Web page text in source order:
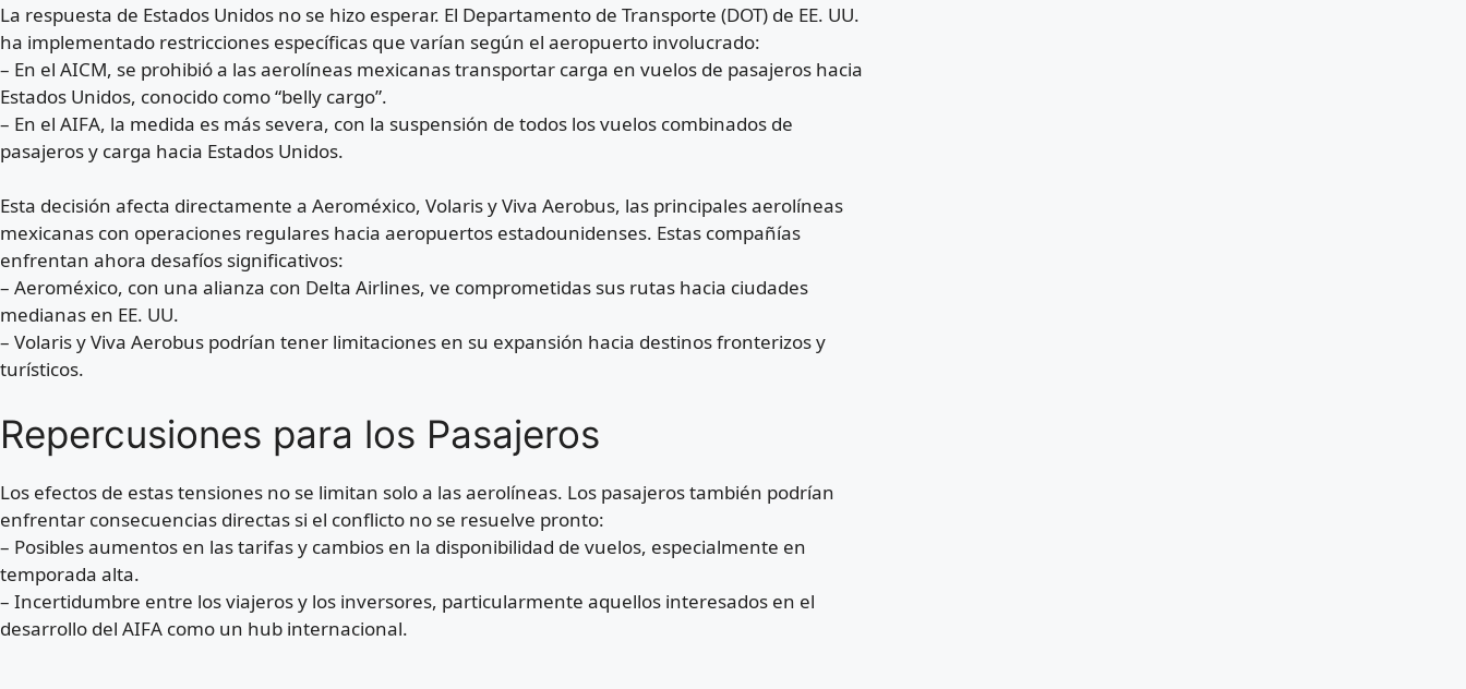
La respuesta de Estados Unidos no se hizo esperar. El Departamento de Transporte (DOT) de EE. UU.
ha implementado restricciones específicas que varían según el aeropuerto involucrado:
– En el AICM, se prohibió a las aerolíneas mexicanas transportar carga en vuelos de pasajeros hacia
Estados Unidos, conocido como “belly cargo”.
– En el AIFA, la medida es más severa, con la suspensión de todos los vuelos combinados de
pasajeros y carga hacia Estados Unidos.
Esta decisión afecta directamente a Aeroméxico, Volaris y Viva Aerobus, las principales aerolíneas
mexicanas con operaciones regulares hacia aeropuertos estadounidenses. Estas compañías
enfrentan ahora desafíos significativos:
– Aeroméxico, con una alianza con Delta Airlines, ve comprometidas sus rutas hacia ciudades
medianas en EE. UU.
– Volaris y Viva Aerobus podrían tener limitaciones en su expansión hacia destinos fronterizos y
turísticos.
Repercusiones para los Pasajeros
Los efectos de estas tensiones no se limitan solo a las aerolíneas. Los pasajeros también podrían
enfrentar consecuencias directas si el conflicto no se resuelve pronto:
– Posibles aumentos en las tarifas y cambios en la disponibilidad de vuelos, especialmente en
temporada alta.
– Incertidumbre entre los viajeros y los inversores, particularmente aquellos interesados en el
desarrollo del AIFA como un hub internacional.